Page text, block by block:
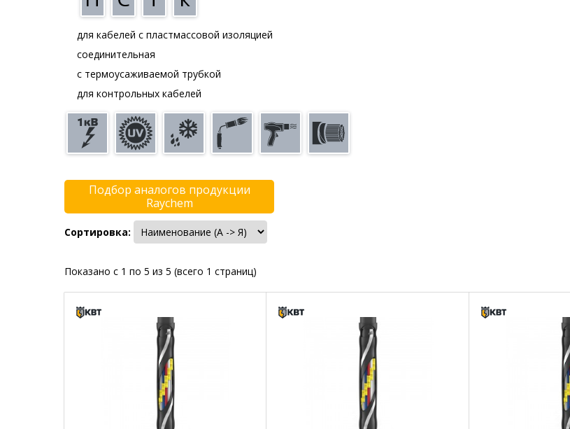
для кабелей с пластмассовой изоляцией
соединительная
с термоусаживаемой трубкой
для контрольных кабелей
Подбор аналогов продукции
Raychem
Сортировка:
Показано с 1 по 5 из 5 (всего 1 страниц)